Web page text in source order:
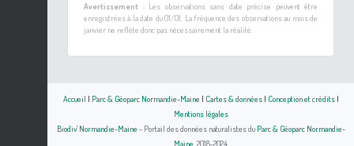
Avertissement :Les observations sans date précise peuvent être
enregistrées à la date du 01/01. La fréquence des observations au mois de
janvier ne reflète donc pas nécessairement la réalité.
Accueil | Parc & Géoparc Normandie-Maine | Cartes & données| Conception et crédits|
Mentions légales
Biodiv' Normandie-Maine - Portail des données naturalistes du Parc & Géoparc Normandie-
Maine , 2018-2024